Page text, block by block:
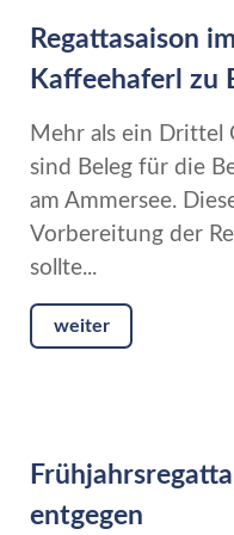
Regattasaison
Kaffeehaferl zu
Mehr als ein Drittel
sind Beleg für die
am Ammersee.
Vorbereitung der
sollte...
weiter
entgegen